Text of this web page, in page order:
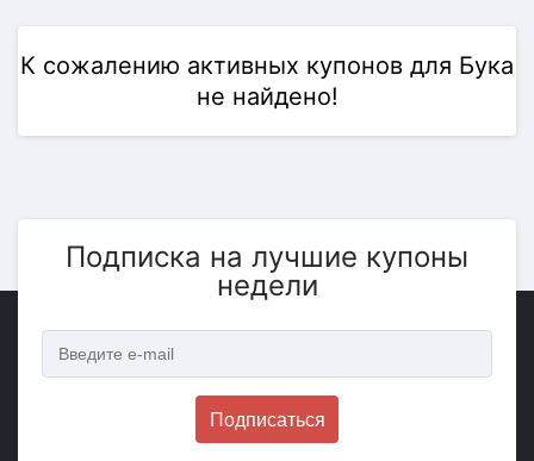
К сожалению активных купонов для Бука
не найдено!
Подписка на лучшие купоны
недели
Подписаться